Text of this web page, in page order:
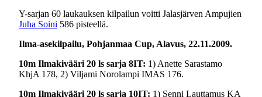
Y-sarjan 60 laukauksen kilpailun voitti Jalasjärven Ampujien
Juha Soini 586 pisteellä.
Ilma-asekilpailu, Pohjanmaa Cup, Alavus, 22.11.2009.
10m Ilmakivääri 20 ls sarja 8IT: 1) Anette Sarastamo
KhjA 178, 2) Viljami Norolampi IMAS 176.
10m Ilmakivääri 20 ls sarja 10IT: 1) Senni Lauttamus KA